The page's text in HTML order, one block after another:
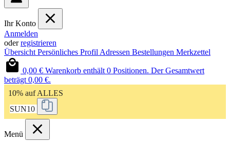
Ihr Konto
Anmelden
oderregistrieren
Übersicht Persönliches Profil Adressen Bestellungen Merkzettel
0,00 € Warenkorb enthält 0 Positionen. Der Gesamtwert
beträgt 0,00 €.
10% auf ALLES
SUN10
Menü